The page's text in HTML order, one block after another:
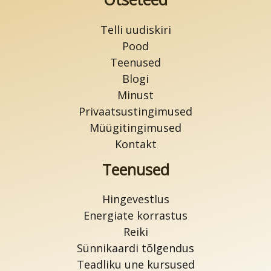
Telli uudiskiri
Pood
Teenused
Blogi
Minust
Privaatsustingimused
Müügitingimused
Kontakt
Teenused
Hingevestlus
Energiate korrastus
Reiki
Sünnikaardi tõlgendus
Teadliku une kursused